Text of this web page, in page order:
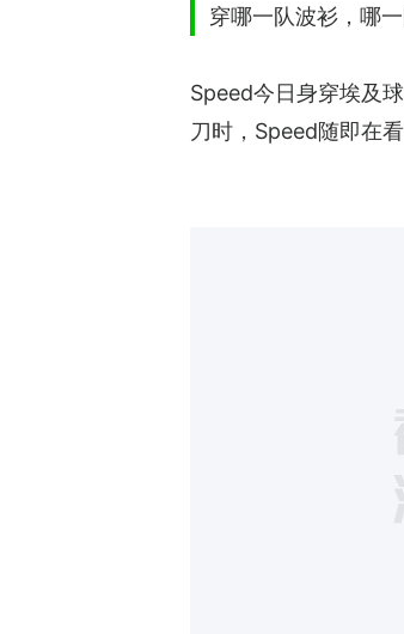
穿哪一队波衫，哪一
Speed今日身穿埃及
刀时，Speed随即在